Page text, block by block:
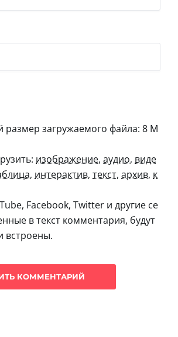
загружаемого файла: 8 М
изображение, аудио, виде
, интерактив, текст, архив, к
Facebook, Twitter и другие се
в текст комментария, будут
встроены.